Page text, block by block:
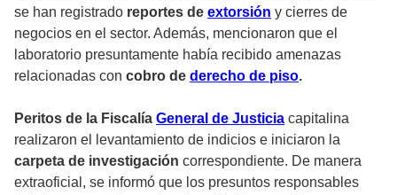
se han registrado reportes de extorsión y cierres de
negocios en el sector. Además, mencionaron que el
laboratorio presuntamente había recibido amenazas
relacionadas con cobro de derecho de piso.
Peritos de la Fiscalía General de Justicia capitalina
realizaron el levantamiento de indicios e iniciaron la
carpeta de investigación correspondiente. De manera
extraoficial, se informó que los presuntos responsables